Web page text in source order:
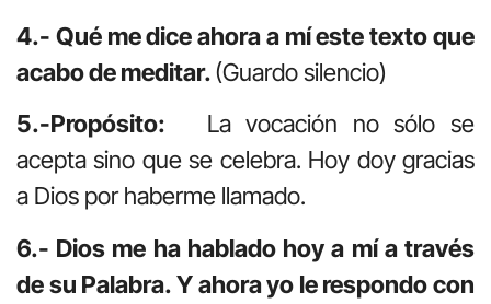
4.- Qué me dice ahora a mí este texto que
acabo de meditar.(Guardo silencio)
5.-Propósito: La vocación no sólo se
acepta sino que se celebra. Hoy doy gracias
a Dios por haberme llamado.
6.- Dios me ha hablado hoy a mí a través
de su Palabra. Y ahora yo le respondo con